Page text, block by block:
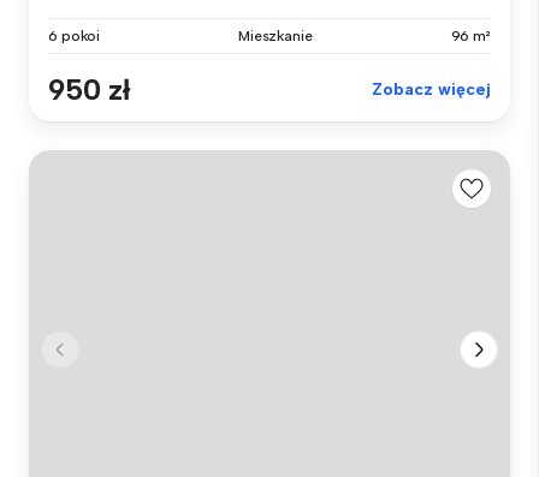
6 pokoi Mieszkanie 96 m²
950 zł Zobacz więcej